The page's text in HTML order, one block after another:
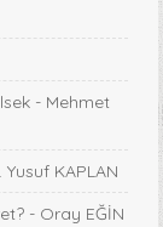
- Mehmet
Yusuf KAPLAN
- Oray EĞİN